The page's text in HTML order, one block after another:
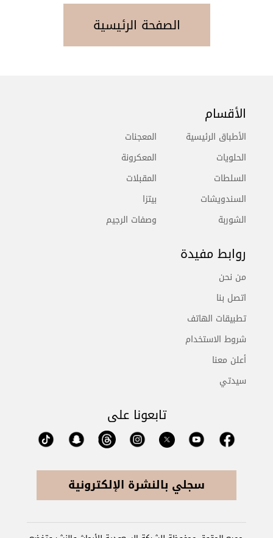
الصفحة الرئيسية
الأقسام
الأطباق الرئيسية
الحلويات
السلطات
السندويشات
الشوربة
المعجنات
المعكرونة
المقبلات
بيتزا
وصفات الرجيم
روابط مفيدة
من نحن
اتصل بنا
تطبيقات الهاتف
شروط الاستخدام
أعلن معنا
سيدتي
تابعونا على
سجلي بالنشرة الإلكترونية